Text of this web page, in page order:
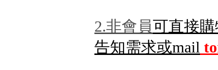
2.非會員可直接
告知需求或mail